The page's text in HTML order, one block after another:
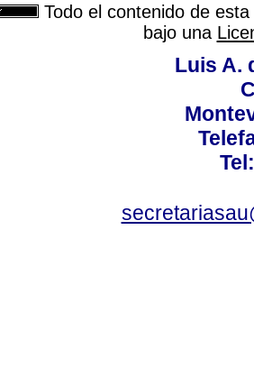
Todo el contenido de
bajo una
Luis A.